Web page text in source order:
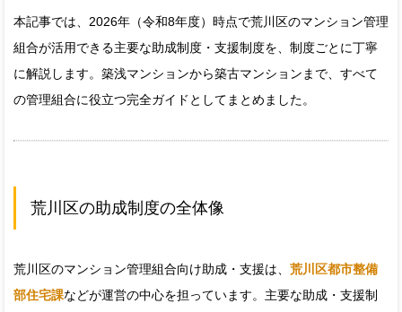
本記事では、2026年（令和8年度）時点で荒川区のマンション管理
組合が活用できる主要な助成制度・支援制度を、制度ごとに丁寧
に解説します。築浅マンションから築古マンションまで、すべて
の管理組合に役立つ完全ガイドとしてまとめました。
荒川区の助成制度の全体像
荒川区のマンション管理組合向け助成・支援は、 荒川区都市整備
部住宅課などが運営の中心を担っています。主要な助成・支援制